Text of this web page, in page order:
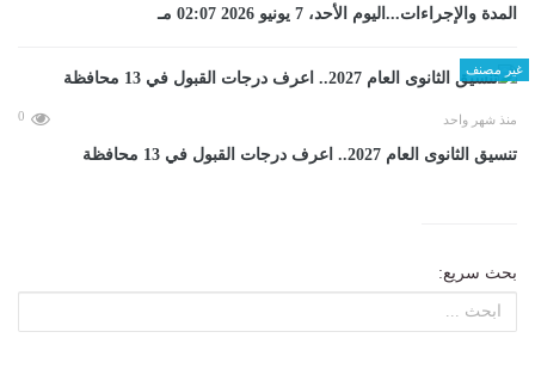
المدة والإجراءات...اليوم الأحد، 7 يونيو 2026 02:07 مـ
غير مصنف
منذ شهر واحد 0
تنسيق الثانوى العام 2027.. اعرف درجات القبول في 13 محافظة
بحث سريع: